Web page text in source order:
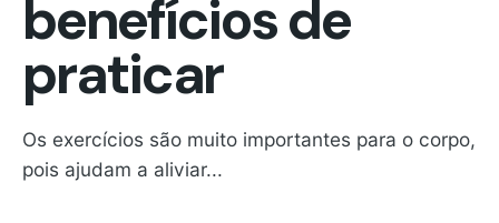
benefícios de
praticar
Os exercícios são muito importantes para o corpo,
pois ajudam a aliviar...